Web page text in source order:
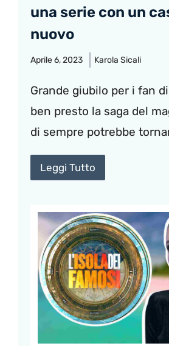
una serie con un
nuovo
Aprile 6, 2023 Karola Sicali
Grande giubilo per i fan
ben presto la saga del
di sempre potrebbe
Leggi Tutto